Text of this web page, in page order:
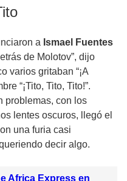
a Ismael Fuentes
de Molotov”, dijo
varios gritaban “¡A
“¡Tito, Tito, Tito!”.
problemas, con los
lentes oscuros, llegó el
una furia casi
decir algo.
Africa Express en